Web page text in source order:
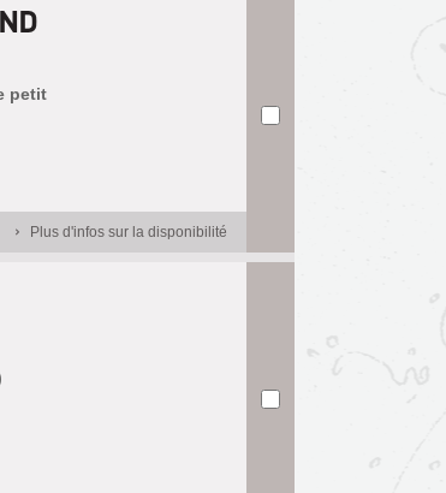
petit
Plus d'infos sur la disponibilité